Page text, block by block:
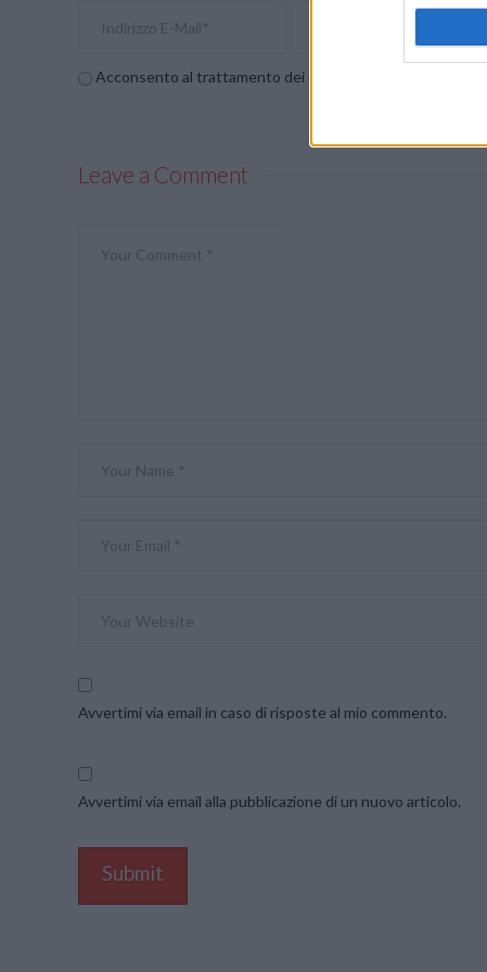
Acconsento al trattamento dei dati personali (
Leave a Comment
Avvertimi via email in caso di risposte al mio commento.
Avvertimi via email alla pubblicazione di un nuovo articolo.